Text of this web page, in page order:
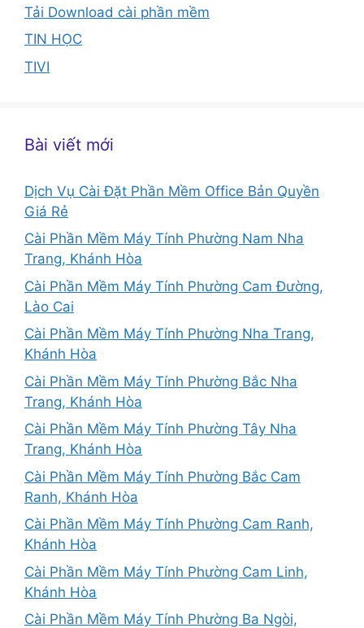
Tải Download cài phần mềm
TIN HỌC
TIVI
Bài viết mới
Dịch Vụ Cài Đặt Phần Mềm Office Bản Quyền
Giá Rẻ
Cài Phần Mềm Máy Tính Phường Nam Nha
Trang, Khánh Hòa
Cài Phần Mềm Máy Tính Phường Cam Đường,
Lào Cai
Cài Phần Mềm Máy Tính Phường Nha Trang,
Khánh Hòa
Cài Phần Mềm Máy Tính Phường Bắc Nha
Trang, Khánh Hòa
Cài Phần Mềm Máy Tính Phường Tây Nha
Trang, Khánh Hòa
Cài Phần Mềm Máy Tính Phường Bắc Cam
Ranh, Khánh Hòa
Cài Phần Mềm Máy Tính Phường Cam Ranh,
Khánh Hòa
Cài Phần Mềm Máy Tính Phường Cam Linh,
Khánh Hòa
Cài Phần Mềm Máy Tính Phường Ba Ngòi,